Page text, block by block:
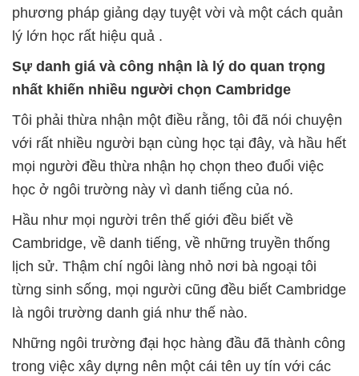
phương pháp giảng dạy tuyệt vời và một cách quản
lý lớn học rất hiệu quả .
Sự danh giá và công nhận là lý do quan trọng
nhất khiến nhiều người chọn Cambridge
Tôi phải thừa nhận một điều rằng, tôi đã nói chuyện
với rất nhiều người bạn cùng học tại đây, và hầu hết
mọi người đều thừa nhận họ chọn theo đuổi việc
học ở ngôi trường này vì danh tiếng của nó.
Hầu như mọi người trên thế giới đều biết về
Cambridge, về danh tiếng, về những truyền thống
lịch sử. Thậm chí ngôi làng nhỏ nơi bà ngoại tôi
từng sinh sống, mọi người cũng đều biết Cambridge
là ngôi trường danh giá như thế nào.
Những ngôi trường đại học hàng đầu đã thành công
trong việc xây dựng nên một cái tên uy tín với các